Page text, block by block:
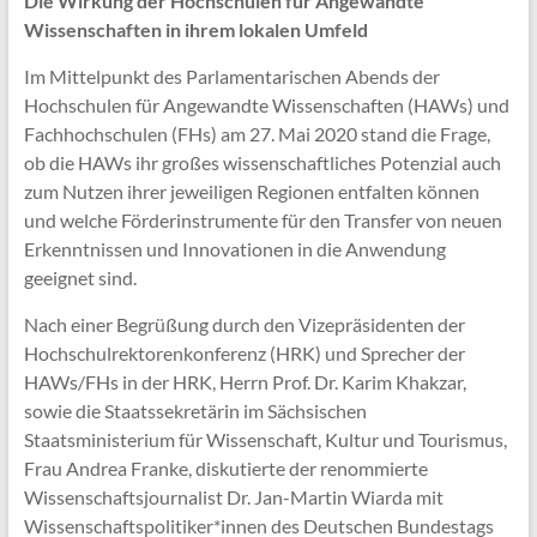
Wissenschaften in ihrem lokalen Umfeld
Im Mittelpunkt des Parlamentarischen Abends der
Hochschulen für Angewandte Wissenschaften (HAWs) und
Fachhochschulen (FHs) am 27. Mai 2020 stand die Frage,
ob die HAWs ihr großes wissenschaftliches Potenzial auch
zum Nutzen ihrer jeweiligen Regionen entfalten können
und welche Förderinstrumente für den Transfer von neuen
Erkenntnissen und Innovationen in die Anwendung
geeignet sind.
Nach einer Begrüßung durch den Vizepräsidenten der
Hochschulrektorenkonferenz (HRK) und Sprecher der
HAWs/FHs in der HRK, Herrn Prof. Dr. Karim Khakzar,
sowie die Staatssekretärin im Sächsischen
Staatsministerium für Wissenschaft, Kultur und Tourismus,
Frau Andrea Franke, diskutierte der renommierte
Wissenschaftsjournalist Dr. Jan-Martin Wiarda mit
Wissenschaftspolitiker*innen des Deutschen Bundestags